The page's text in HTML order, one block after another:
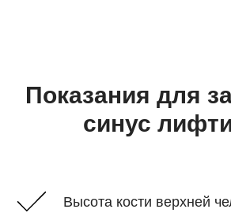
Показания для
синус
Высота кости верхней